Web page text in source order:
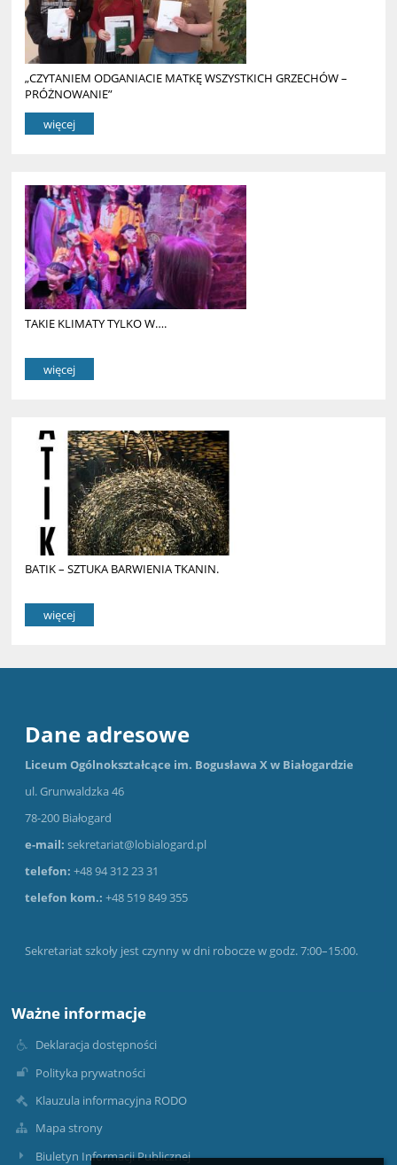
„CZYTANIEM ODGANIACIE MATKĘ WSZYSTKICH GRZECHÓW –
PRÓŻNOWANIE”
więcej
TAKIE KLIMATY TYLKO W….
więcej
BATIK – SZTUKA BARWIENIA TKANIN.
więcej
Dane adresowe
Liceum Ogólnokształcące im. Bogusława X w Białogardzie
ul. Grunwaldzka 46
78-200 Białogard
e-mail: sekretariat@lobialogard.pl
telefon: +48 94 312 23 31
telefon kom.:+48 519 849 355
Sekretariat szkoły jest czynny w dni robocze w godz. 7:00–15:00.
Ważne informacje
Deklaracja dostępności
Polityka prywatności
Klauzula informacyjna RODO
Mapa strony
Biuletyn Informacji Publicznej